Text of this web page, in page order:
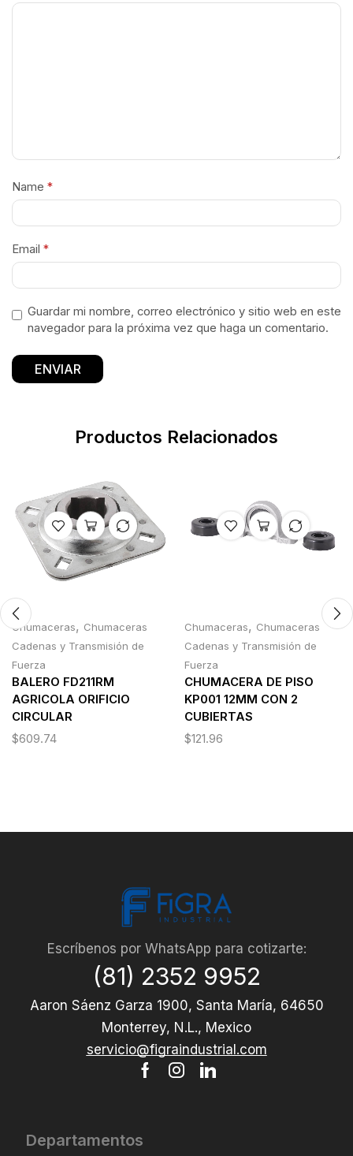
Name *
Email *
Guardar mi nombre, correo electrónico y sitio web en este
navegador para la próxima vez que haga un comentario.
Productos Relacionados
Chumaceras, Chumaceras
Cadenas y Transmisión de
Fuerza
BALERO FD211RM
AGRICOLA ORIFICIO
CIRCULAR
$609.74
Chumaceras, Chumaceras
Cadenas y Transmisión de
Fuerza
CHUMACERA DE PISO
KP001 12MM CON 2
CUBIERTAS
$121.96
Escríbenos por WhatsApp para cotizarte:
(81) 2352 9952
Aaron Sáenz Garza 1900, Santa María, 64650
Monterrey, N.L., Mexico
servicio@figraindustrial.com
Departamentos